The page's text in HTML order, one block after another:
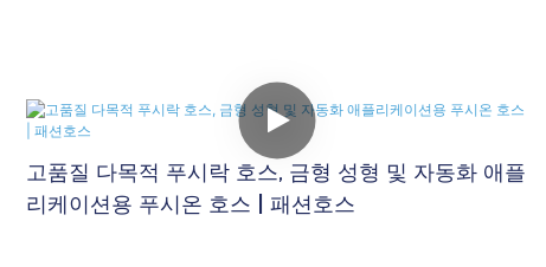
고품질 다목적 푸시락 호스, 금형 성형 및 자동화 애플
리케이션용 푸시온 호스 | 패션호스